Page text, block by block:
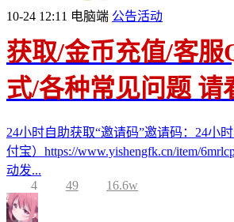
10-24 12:11 电脑端 公告活动
获取/金币充值/客服
式/各种常见问题 请
24小时自助获取“邀请码”邀请码：24小
付宝）https://www.yishengfk.cn/item/
动发...
4
49 16.6w